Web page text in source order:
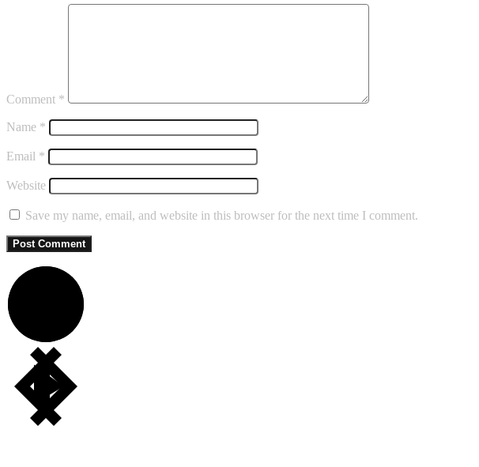
Comment *
Name *
Email *
Website
Save my name, email, and website in this browser for the next time I comment.